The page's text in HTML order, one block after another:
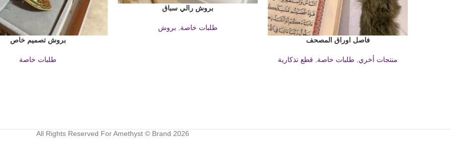
فاصل اوراق المصحف
منتجات أخري طلبات خاصة قطع تذكارية
بروش رالي سباق
طلبات خاصة, بروش
بروش تصميم خاص
طلبات خاصة
All Rights Reserved For Amethyst © Brand 2026